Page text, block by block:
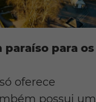
paraíso para os
oferece
possui